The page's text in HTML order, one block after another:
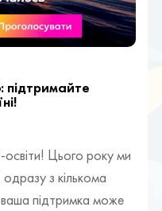
підтримайте
освіти! Цього року ми
з кількома
ваша підтримка може